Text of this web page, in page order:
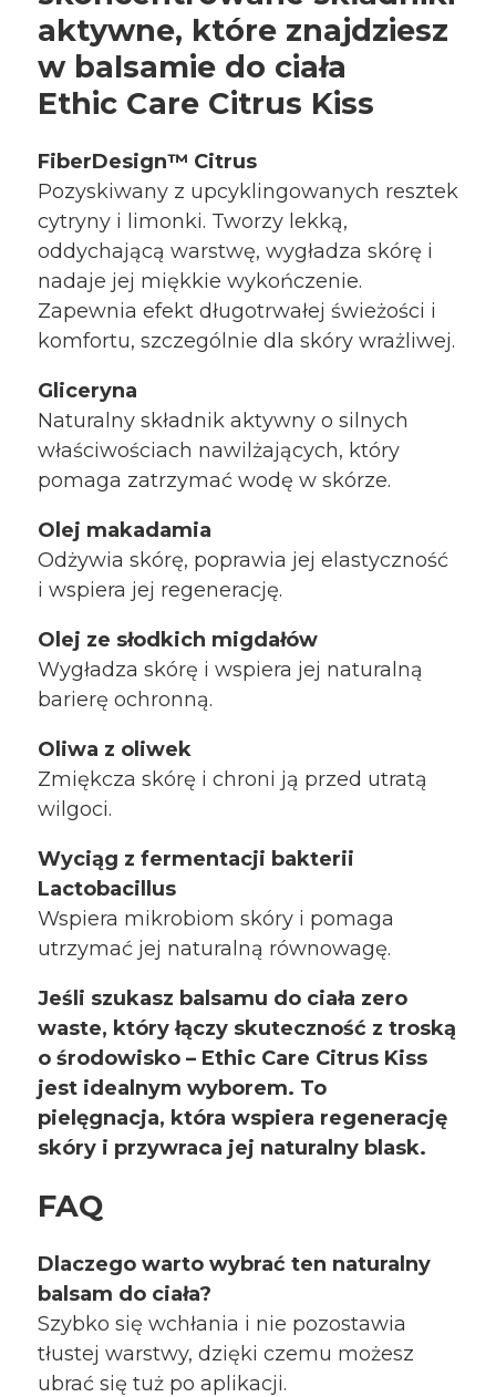
aktywne, które znajdziesz
w balsamie do ciała
Ethic Care Citrus Kiss
FiberDesign™ Citrus
Pozyskiwany z upcyklingowanych resztek
cytryny i limonki. Tworzy lekką,
oddychającą warstwę, wygładza skórę i
nadaje jej miękkie wykończenie.
Zapewnia efekt długotrwałej świeżości i
komfortu, szczególnie dla skóry wrażliwej.
Gliceryna
Naturalny składnik aktywny o silnych
właściwościach nawilżających, który
pomaga zatrzymać wodę w skórze.
Olej makadamia
Odżywia skórę, poprawia jej elastyczność
i wspiera jej regenerację.
Olej ze słodkich migdałów
Wygładza skórę i wspiera jej naturalną
barierę ochronną.
Oliwa z oliwek
Zmiękcza skórę i chroni ją przed utratą
wilgoci.
Wyciąg z fermentacji bakterii
Lactobacillus
Wspiera mikrobiom skóry i pomaga
utrzymać jej naturalną równowagę.
Jeśli szukasz balsamu do ciała zero
waste, który łączy skuteczność z troską
o środowisko – Ethic Care Citrus Kiss
jest idealnym wyborem. To
pielęgnacja, która wspiera regenerację
skóry i przywraca jej naturalny blask.
FAQ
Dlaczego warto wybrać ten naturalny
balsam do ciała?
Szybko się wchłania i nie pozostawia
tłustej warstwy, dzięki czemu możesz
ubrać się tuż po aplikacji.